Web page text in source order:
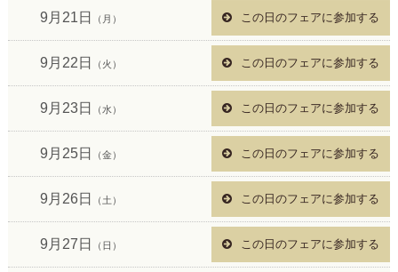
9月21日 （月） この日のフェアに参加する
9月22日 （火） この日のフェアに参加する
9月23日 （水） この日のフェアに参加する
9月25日 （金） この日のフェアに参加する
9月26日 （土） この日のフェアに参加する
9月27日 （日） この日のフェアに参加する